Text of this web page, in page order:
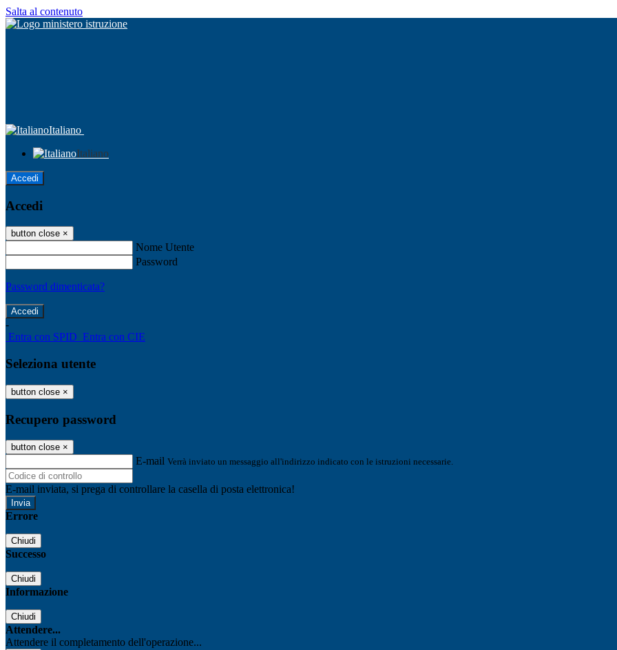
Salta al contenuto
Italiano
Italiano
Accedi
Accedi
button close ×
Nome Utente
Password
Password dimenticata?
-
Entra con SPID Entra con CIE
Seleziona utente
button close ×
Recupero password
button close ×
E-mail Verrà inviato un messaggio all'indirizzo indicato con le istruzioni necessarie.
E-mail inviata, si prega di controllare la casella di posta elettronica!
Errore
Chiudi
Successo
Chiudi
Informazione
Chiudi
Attendere...
Attendere il completamento dell'operazione...